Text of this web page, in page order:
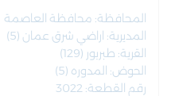
المحافظة: محافظة العاصمة
المديرية: اراضي شرق عمان (5)
القرية: طبربور (129)
الحوض: المدوره (5)
رقم القطعة: 3022